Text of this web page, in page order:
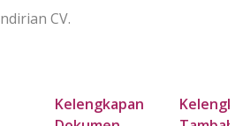
CV.
Kelengkapan